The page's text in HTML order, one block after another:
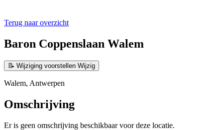
Terug naar overzicht
Baron Coppenslaan Walem
📝 Wijziging voorstellen Wijzig
Walem, Antwerpen
Omschrijving
Er is geen omschrijving beschikbaar voor deze locatie.